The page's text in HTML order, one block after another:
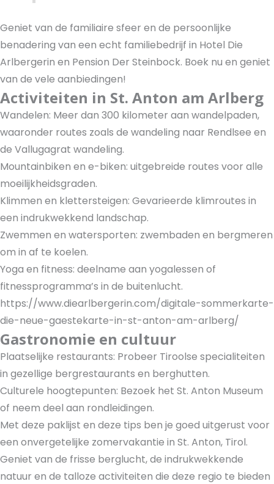
Geniet van de familiaire sfeer en de persoonlijke
benadering van een echt familiebedrijf in Hotel Die
Arlbergerin en Pension Der Steinbock. Boek nu en geniet
van de vele aanbiedingen!
Activiteiten in St. Anton am Arlberg
Wandelen: Meer dan 300 kilometer aan wandelpaden,
waaronder routes zoals de wandeling naar Rendlsee en
de Vallugagrat wandeling.
Mountainbiken en e-biken: uitgebreide routes voor alle
moeilijkheidsgraden.
Klimmen en klettersteigen: Gevarieerde klimroutes in
een indrukwekkend landschap.
Zwemmen en watersporten: zwembaden en bergmeren
om in af te koelen.
Yoga en fitness: deelname aan yogalessen of
fitnessprogramma’s in de buitenlucht.
https://www.diearlbergerin.com/digitale-sommerkarte-
die-neue-gaestekarte-in-st-anton-am-arlberg/
Gastronomie en cultuur
Plaatselijke restaurants: Probeer Tiroolse specialiteiten
in gezellige bergrestaurants en berghutten.
Culturele hoogtepunten: Bezoek het St. Anton Museum
of neem deel aan rondleidingen.
Met deze paklijst en deze tips ben je goed uitgerust voor
een onvergetelijke zomervakantie in St. Anton, Tirol.
Geniet van de frisse berglucht, de indrukwekkende
natuur en de talloze activiteiten die deze regio te bieden